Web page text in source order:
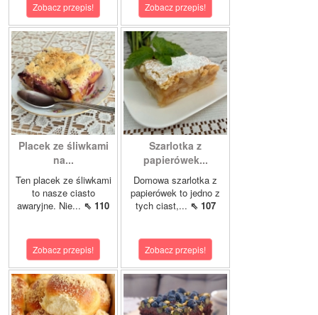
Zobacz przepis! Zobacz przepis!
Placek ze śliwkami
na...
Ten placek ze śliwkami
to nasze ciasto
awaryjne. Nie... ⇖ 110
Zobacz przepis!
Szarlotka z
papierówek...
Domowa szarlotka z
papierówek to jedno z
tych ciast,... ⇖ 107
Zobacz przepis!